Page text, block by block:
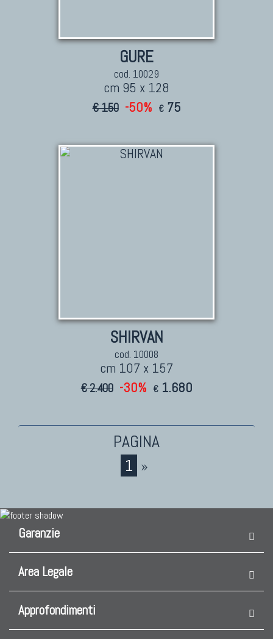
Collezione Hyderabad
Collezione Agra
TAPPETI ANTICHI DA COLLEZIONE
Tappeti Anatolici Antichi
Tappeti Agra Antichi E Antica Asia
Kilim Vecchi E Antichi
Kilim Nuovi
Nuovissimi Kilim India
Arazzi E Ricami
GURE
cod. 10029
cm 95 x 128
€ 150 -50% € 75
SHIRVAN
cod. 10008
cm 107 x 157
€ 2.400 -30% € 1.680
1 »
Garanzie
Area Legale
Approfondimenti